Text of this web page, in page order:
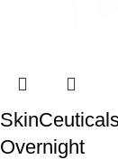
Overnight